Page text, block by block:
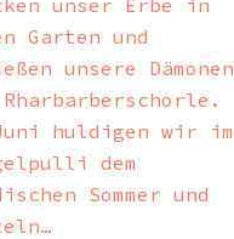
Garten und
unsere Dämonen
huldigen wir im
dem
Sommer und